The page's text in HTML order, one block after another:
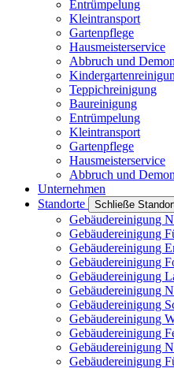
Entrümpelung
Kleintransport
Gartenpflege
Hausmeisterservice
Abbruch und
Teppichreinigung
Baureinigung
Entrümpelung
Kleintransport
Gartenpflege
Hausmeisterservice
Abbruch und
Unternehmen
Standorte
Schließe
Gebäudereinigung
Gebäudereinigung
Gebäudereinigung
Gebäudereinigung
Gebäudereinigung
Gebäudereinigung
Gebäudereinigung
Gebäudereinigung
Gebäudereinigung
Gebäudereinigung
Gebäudereinigung